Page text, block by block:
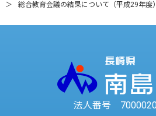
総合教育会議の結果について（平成29年度）
法人番号